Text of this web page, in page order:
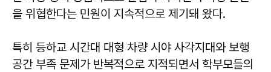
을 위협한다는 민원이 지속적으로 제기돼 왔다.
특히 등하교 시간대 대형 차량 시야 사각지대와 보행
공간 부족 문제가 반복적으로 지적되면서 학부모들의